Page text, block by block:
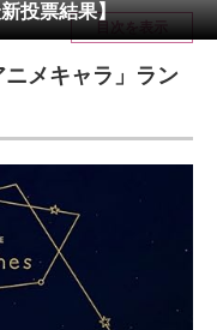
投票結果】
目次を表示
ニメキャラ」ラン